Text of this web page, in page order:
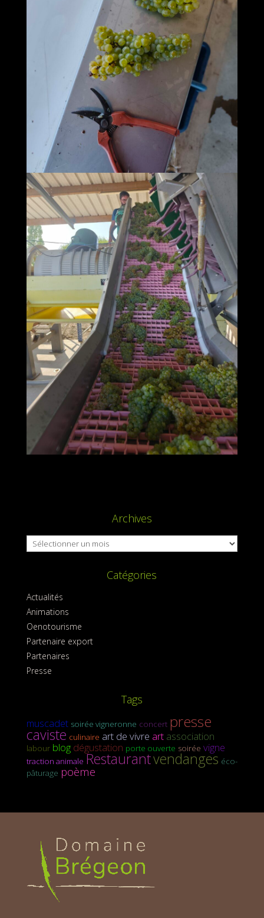
Archives
Archives
Catégories
Actualités
Animations
Oenotourisme
Partenaire export
Partenaires
Presse
Tags
muscadet soirée vigneronne concert presse
caviste culinaire art de vivre art association
labour blog dégustation porte ouverte soirée vigne
traction animale Restaurantvendanges éco-
pâturage poème